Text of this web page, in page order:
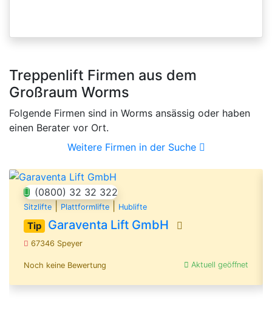
Treppenlift Firmen aus dem
Großraum Worms
Folgende Firmen sind in Worms ansässig oder haben
einen Berater vor Ort.
Weitere Firmen in der Suche
(0800) 32 32 322
Sitzlifte Plattformlifte Hublifte
Tip Garaventa Lift GmbH
67346 Speyer
Noch keine Bewertung Aktuell geöffnet